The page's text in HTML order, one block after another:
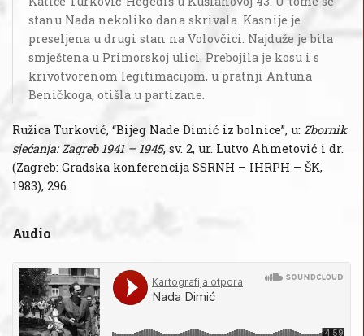
stanu Nada nekoliko dana skrivala. Kasnije je
preseljena u drugi stan na Volovčici. Najduže je bila
smještena u Primorskoj ulici. Prebojila je kosu i s
krivotvorenom legitimacijom, u pratnji Antuna
Beničkoga, otišla u partizane.
Ružica Turković, “Bijeg Nade Dimić iz bolnice”, u: Zbornik
sjećanja: Zagreb 1941 – 1945, sv. 2, ur. Lutvo Ahmetović i dr.
(Zagreb: Gradska konferencija SSRNH – IHRPH – ŠK,
1983), 296.
Audio